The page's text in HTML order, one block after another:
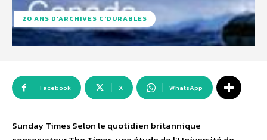
20 ANS D'ARCHIVES C'DURABLES
Facebook X WhatsApp
Sunday Times Selon le quotidien britannique